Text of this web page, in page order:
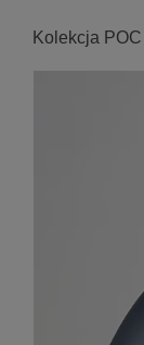
Kolekcja